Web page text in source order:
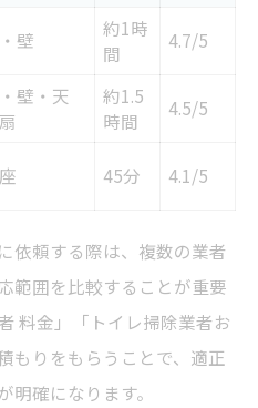
壁
約1時
間
4.7/5
壁・天
約1.5
時間
4.5/5
45分 4.1/5
依頼する際は、複数の業者
範囲を比較することが重要
料金」「トイレ掃除業者お
もりをもらうことで、適正
確になります。